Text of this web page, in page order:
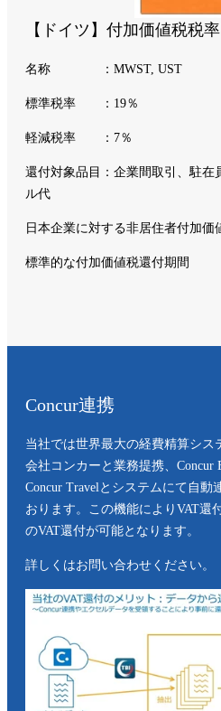
【ドイツ】付加価値税税率
名称 ：MWST, UST
標準税率 ：19％
軽減税率 ：7％
還付対象品目：企業間取引、駐在
ル代
日本企業に対する非居住者付加
標準的な付加価値税還付
Concur連携
当社では世界最大の経費精算シス
会社コンカーと業務提携、Concur
Concur Travelとシステムにて自動
おります。この機能によりVAT還
のVAT還付が可能となります。
詳しくはお問い合わせください。